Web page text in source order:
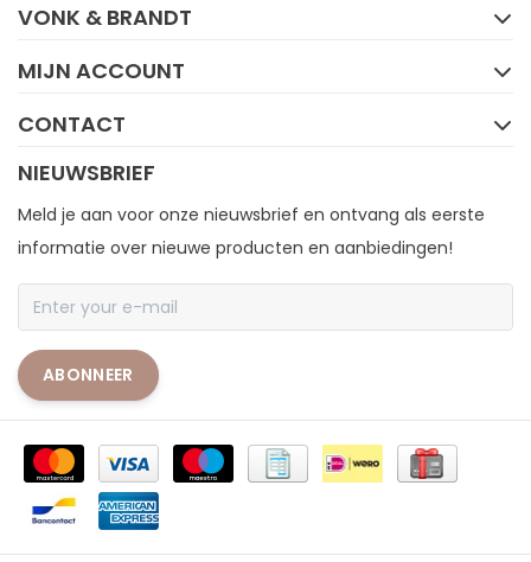
VONK & BRANDT
MIJN ACCOUNT
CONTACT
NIEUWSBRIEF
Meld je aan voor onze nieuwsbrief en ontvang als eerste
informatie over nieuwe producten en aanbiedingen!
ABONNEER